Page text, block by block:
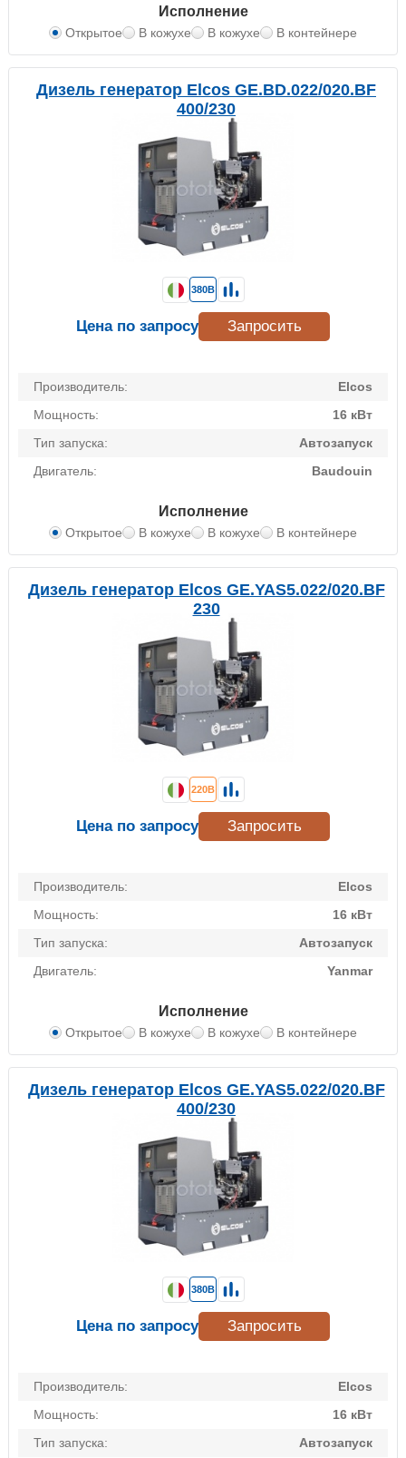
Исполнение
Открытое В кожухе В кожухе В контейнере
Дизель генератор Elcos GE.BD.022/020.BF
400/230
Производитель:
Elcos
Мощность:
16 кВт
Тип запуска:
Автозапуск
Двигатель:
Baudouin
Исполнение
Открытое В кожухе В кожухе В контейнере
380В
Цена по запросу Запросить
Дизель генератор Elcos GE.YAS5.022/020.BF
230
Производитель:
Elcos
Мощность:
16 кВт
Тип запуска:
Автозапуск
Двигатель:
Yanmar
Исполнение
Открытое В кожухе В кожухе В контейнере
220В
Цена по запросу Запросить
Дизель генератор Elcos GE.YAS5.022/020.BF
400/230
Производитель:
Elcos
Мощность:
16 кВт
Тип запуска:
Автозапуск
380В
Цена по запросу Запросить